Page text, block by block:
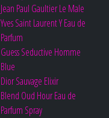
Jean Paul Gaultier Le Male
Yves Saint Laurent Y Eau de
Parfum
Guess Seductive Homme
Blue
Dior Sauvage Elixir
Blend Oud Hour Eau de
Parfum Spray